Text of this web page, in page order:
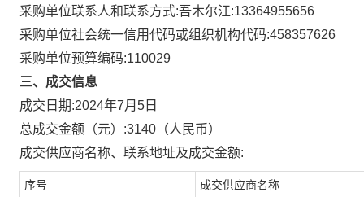
采购单位联系人和联系方式:吾木尔江:13364955656
采购单位社会统一信用代码或组织机构代码:458357626
采购单位预算编码:110029
三、成交信息
成交日期:2024年7月5日
总成交金额（元）:3140 （人民币）
成交供应商名称、联系地址及成交金额:
序号 成交供应商名称